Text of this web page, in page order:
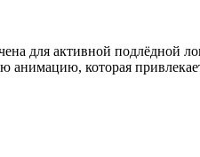
для активной подлёдной
анимацию, которая